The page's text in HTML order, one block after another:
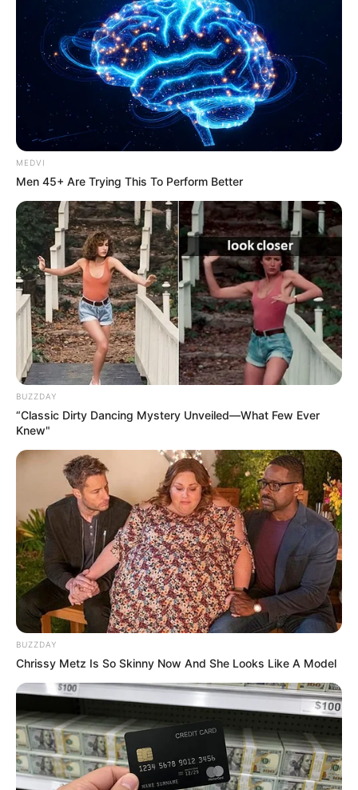
This Woman Chose To Live Like A Horse
BRAINBERRIES
Plastic Surgery Splurge: Instagram Model's Quest
For Barbie Looks
BRAINBERRIES
Did You Notice How Natural Simba’s Movements
Looked In The Movie?
BRAINBERRIES
Remember Them? These '90s Couples Defined An
Era—See The Complete List
BRAINBERRIES
MEDVI
Men 45+ Are Trying This To Perform Better
BUZZDAY
“Classic Dirty Dancing Mystery Unveiled—What Few Ever
Knew"
BUZZDAY
Chrissy Metz Is So Skinny Now And She Looks Like A Model